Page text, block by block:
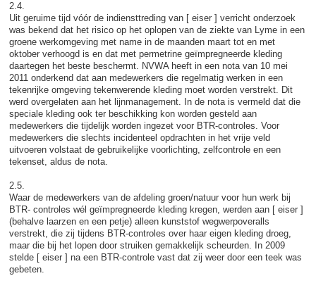
2.4.
Uit geruime tijd vóór de indiensttreding van [ eiser ] verricht onderzoek
was bekend dat het risico op het oplopen van de ziekte van Lyme in een
groene werkomgeving met name in de maanden maart tot en met
oktober verhoogd is en dat met permetrine geïmpregneerde kleding
daartegen het beste beschermt. NVWA heeft in een nota van 10 mei
2011 onderkend dat aan medewerkers die regelmatig werken in een
tekenrijke omgeving tekenwerende kleding moet worden verstrekt. Dit
werd overgelaten aan het lijnmanagement. In de nota is vermeld dat die
speciale kleding ook ter beschikking kon worden gesteld aan
medewerkers die tijdelijk worden ingezet voor BTR-controles. Voor
medewerkers die slechts incidenteel opdrachten in het vrije veld
uitvoeren volstaat de gebruikelijke voorlichting, zelfcontrole en een
tekenset, aldus de nota.
2.5.
Waar de medewerkers van de afdeling groen/natuur voor hun werk bij
BTR- controles wél geïmpregneerde kleding kregen, werden aan [ eiser ]
(behalve laarzen en een petje) alleen kunststof wegwerpoveralls
verstrekt, die zij tijdens BTR-controles over haar eigen kleding droeg,
maar die bij het lopen door struiken gemakkelijk scheurden. In 2009
stelde [ eiser ] na een BTR-controle vast dat zij weer door een teek was
gebeten.